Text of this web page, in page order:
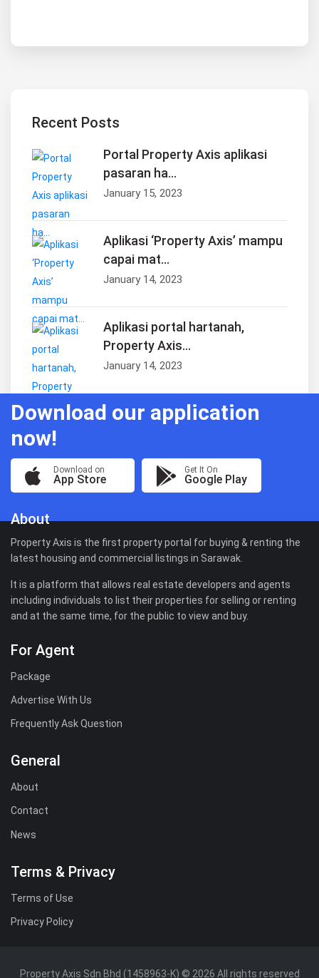
Recent Posts
Portal Property Axis aplikasi
pasaran ha...
January 15, 2023
Aplikasi ‘Property Axis’ mampu
capai mat...
January 14, 2023
Aplikasi portal hartanah,
Property Axis...
January 14, 2023
Download our application
now!
Download on
App Store
Get It On
Google Play
About
Property Axis is the first property portal for buying & renting the
latest housing and commercial listings in Sarawak.
It is a platform that allows real estate developers and agents
including individuals to list their properties for selling or renting
and at the same time, for the public to view and buy.
For Agent
Package
Advertise With Us
Frequently Ask Question
General
About
Contact
News
Terms & Privacy
Terms of Use
Privacy Policy
Property Axis Sdn Bhd (1458963-K) © 2026 All rights reserved